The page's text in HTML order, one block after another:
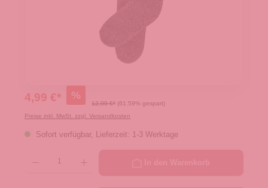
4,99 €* %
12,99 €* (61.59% gespart)
Preise inkl. MwSt. zzgl. Versandkosten
Sofort verfügbar, Lieferzeit: 1-3 Werktage